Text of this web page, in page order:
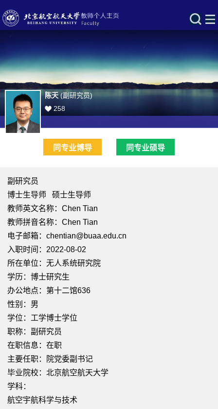
陈天(副研究员)
258
同专业博导 同专业硕导
副研究员
博士生导师 硕士生导师
教师英文名称：Chen Tian
教师拼音名称：Chen Tian
电子邮箱： chentian@buaa.edu.cn
入职时间：2022-08-02
所在单位：无人系统研究院
学历：博士研究生
办公地点：第十二馆636
性别：男
学位：工学博士学位
职称：副研究员
在职信息：在职
主要任职：院党委副书记
毕业院校：北京航空航天大学
学科：
航空宇航科学与技术